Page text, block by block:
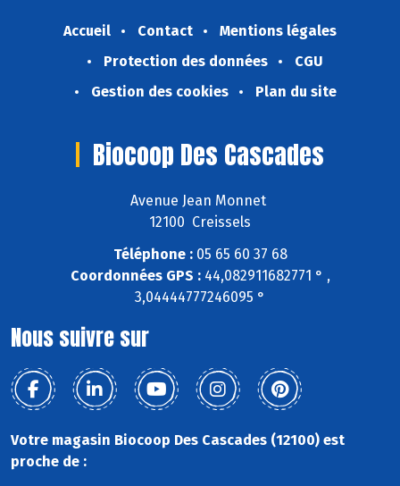
Accueil Contact
Mentions légales
Protection des données
CGU
Gestion des cookies
Plan du site
Biocoop Des Cascades
Avenue Jean Monnet
12100 Creissels
Téléphone :05 65 60 37 68
Coordonnées GPS :44,082911682771 ° ,
3,04444777246095 °
Nous suivre sur
Votre magasin Biocoop Des Cascades (12100) est
proche de :